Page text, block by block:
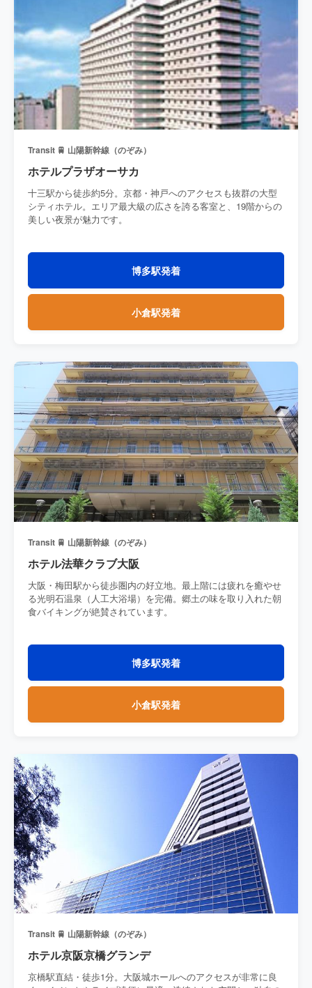
Transit 🚆 山陽新幹線（のぞみ）
ホテルプラザオーサカ
十三駅から徒歩約5分。京都・神戸へのアクセスも抜群の大型
シティホテル。エリア最大級の広さを誇る客室と、19階からの
美しい夜景が魅力です。
博多駅発着
小倉駅発着
Transit 🚆 山陽新幹線（のぞみ）
ホテル法華クラブ大阪
大阪・梅田駅から徒歩圏内の好立地。最上階には疲れを癒やせ
る光明石温泉（人工大浴場）を完備。郷土の味を取り入れた朝
食バイキングが絶賛されています。
博多駅発着
小倉駅発着
Transit 🚆 山陽新幹線（のぞみ）
ホテル京阪京橋グランデ
京橋駅直結・徒歩1分。大阪城ホールへのアクセスが非常に良